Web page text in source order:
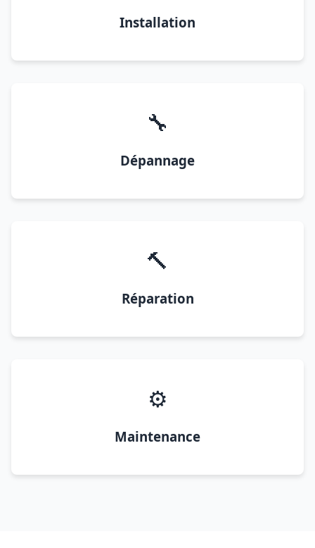
Installation
🔧
Dépannage
🔨
Réparation
⚙️
Maintenance